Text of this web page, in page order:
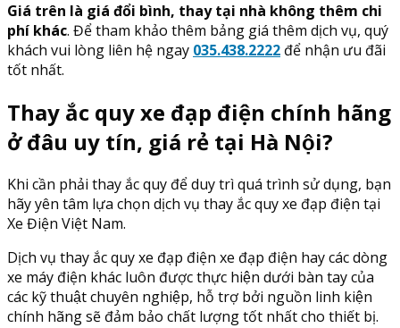
Giá trên là giá đổi bình, thay tại nhà không thêm chi
phí khác. Để tham khảo thêm bảng giá thêm dịch vụ, quý
khách vui lòng liên hệ ngay 035.438.2222 để nhận ưu đãi
tốt nhất.
Thay ắc quy xe đạp điện chính hãng
ở đâu uy tín, giá rẻ tại Hà Nội?
Khi cần phải thay ắc quy để duy trì quá trình sử dụng, bạn
hãy yên tâm lựa chọn dịch vụ thay ắc quy xe đạp điện tại
Xe Điện Việt Nam.
Dịch vụ thay ắc quy xe đạp điện xe đạp điện hay các dòng
xe máy điện khác luôn được thực hiện dưới bàn tay của
các kỹ thuật chuyên nghiệp, hỗ trợ bởi nguồn linh kiện
chính hãng sẽ đảm bảo chất lượng tốt nhất cho thiết bị.